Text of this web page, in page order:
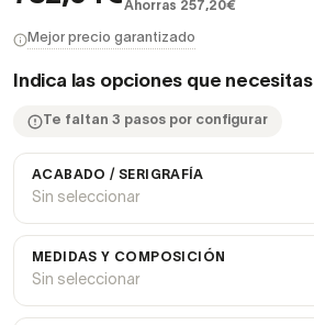
Ahorras 257,20€
Mejor precio garantizado
Indica las opciones que necesitas
Te faltan 3 pasos por configurar
ACABADO / SERIGRAFÍA
Sin seleccionar
MEDIDAS Y COMPOSICIÓN
Sin seleccionar